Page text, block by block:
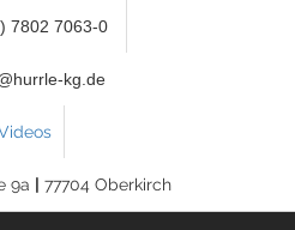
7802 7063-0
kg.de
9a | 77704 Oberkirch